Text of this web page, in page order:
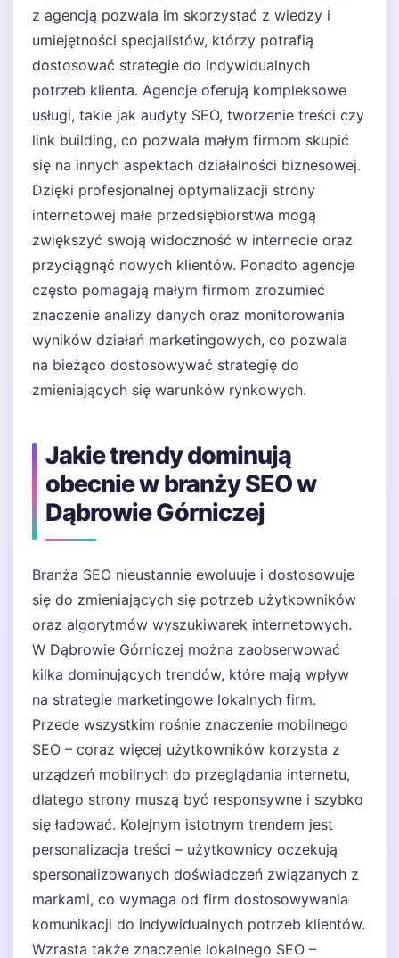
z agencją pozwala im skorzystać z wiedzy i
umiejętności specjalistów, którzy potrafią
dostosować strategie do indywidualnych
potrzeb klienta. Agencje oferują kompleksowe
usługi, takie jak audyty SEO, tworzenie treści czy
link building, co pozwala małym firmom skupić
się na innych aspektach działalności biznesowej.
Dzięki profesjonalnej optymalizacji strony
internetowej małe przedsiębiorstwa mogą
zwiększyć swoją widoczność w internecie oraz
przyciągnąć nowych klientów. Ponadto agencje
często pomagają małym firmom zrozumieć
znaczenie analizy danych oraz monitorowania
wyników działań marketingowych, co pozwala
na bieżąco dostosowywać strategię do
zmieniających się warunków rynkowych.
Jakie trendy dominują
obecnie w branży SEO w
Dąbrowie Górniczej
Branża SEO nieustannie ewoluuje i dostosowuje
się do zmieniających się potrzeb użytkowników
oraz algorytmów wyszukiwarek internetowych.
W Dąbrowie Górniczej można zaobserwować
kilka dominujących trendów, które mają wpływ
na strategie marketingowe lokalnych firm.
Przede wszystkim rośnie znaczenie mobilnego
SEO – coraz więcej użytkowników korzysta z
urządzeń mobilnych do przeglądania internetu,
dlatego strony muszą być responsywne i szybko
się ładować. Kolejnym istotnym trendem jest
personalizacja treści – użytkownicy oczekują
spersonalizowanych doświadczeń związanych z
markami, co wymaga od firm dostosowywania
komunikacji do indywidualnych potrzeb klientów.
Wzrasta także znaczenie lokalnego SEO –